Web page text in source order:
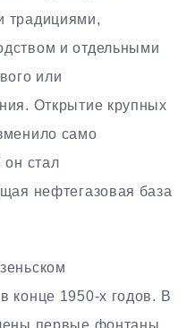
традициями,
и отдельными
или
Открытие крупных
само
он стал
нефтегазовая база
конце 1950-х годов. В
первые фонтаны